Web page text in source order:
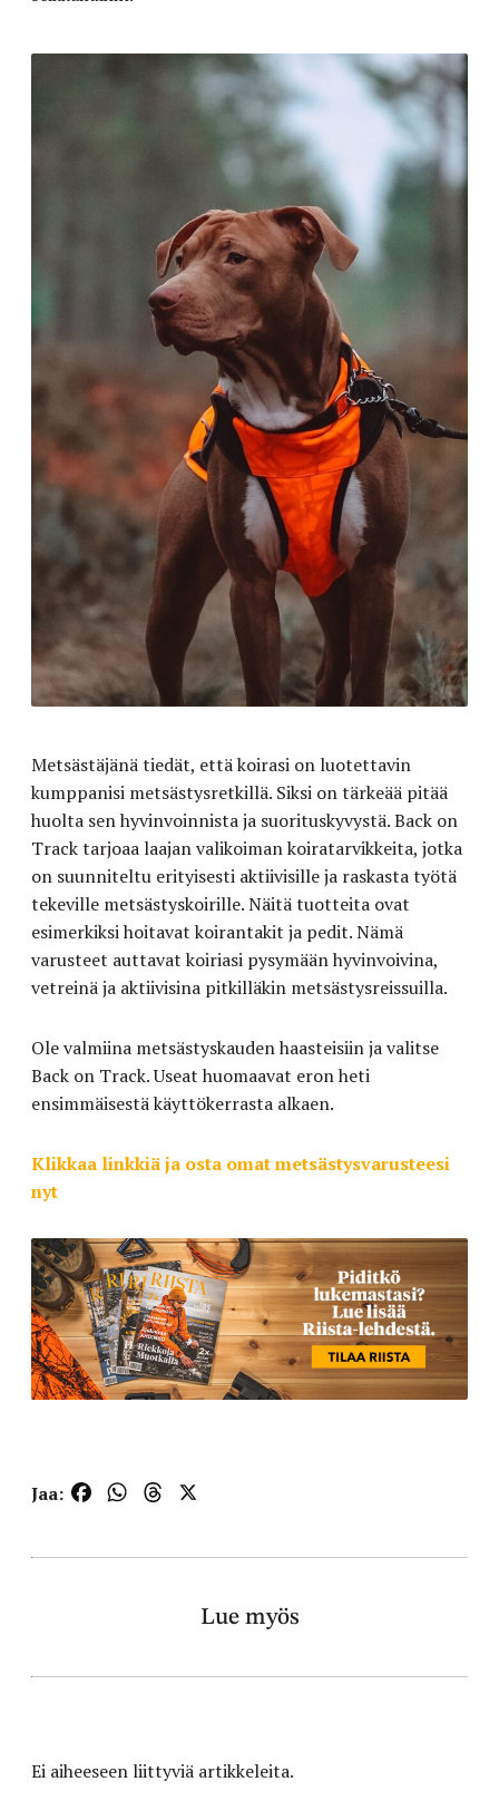
Metsästäjänä tiedät, että koirasi on luotettavin
kumppanisi metsästysretkillä. Siksi on tärkeää pitää
huolta sen hyvinvoinnista ja suorituskyvystä. Back on
Track tarjoaa laajan valikoiman koiratarvikkeita, jotka
on suunniteltu erityisesti aktiivisille ja raskasta työtä
tekeville metsästyskoirille. Näitä tuotteita ovat
esimerkiksi hoitavat koirantakit ja pedit. Nämä
varusteet auttavat koiriasi pysymään hyvinvoivina,
vetreinä ja aktiivisina pitkilläkin metsästysreissuilla.
Ole valmiina metsästyskauden haasteisiin ja valitse
Back on Track. Useat huomaavat eron heti
ensimmäisestä käyttökerrasta alkaen.
Klikkaa linkkiä ja osta omat metsästysvarusteesi
nyt
Jaa: FacebookWhatsApp
Threads
Lue myös
Ei aiheeseen liittyviä artikkeleita.